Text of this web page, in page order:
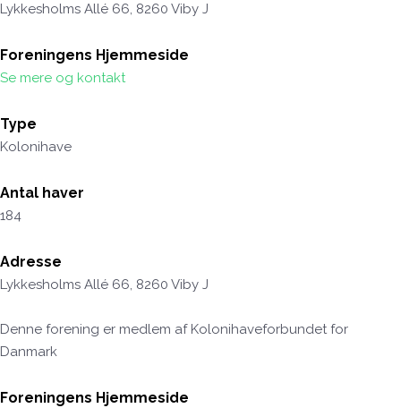
Lykkesholms Allé 66, 8260 Viby J
Foreningens Hjemmeside
Se mere og kontakt
Type
Kolonihave
Antal haver
184
Adresse
Lykkesholms Allé 66, 8260 Viby J
Denne forening er medlem af Kolonihaveforbundet for
Danmark
Foreningens Hjemmeside